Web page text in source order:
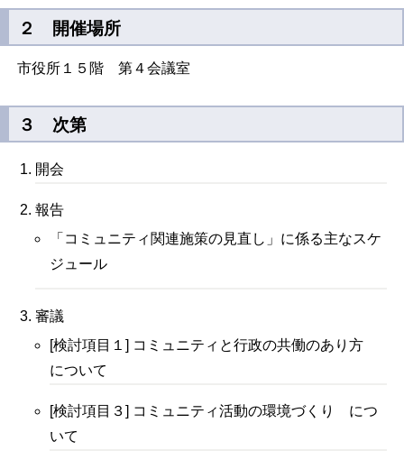
２ 開催場所
市役所１５階 第４会議室
３ 次第
開会
報告
「コミュニティ関連施策の見直し」に係る主なスケ
ジュール
審議
[検討項目１] コミュニティと行政の共働のあり方
について
[検討項目３] コミュニティ活動の環境づくり につ
いて